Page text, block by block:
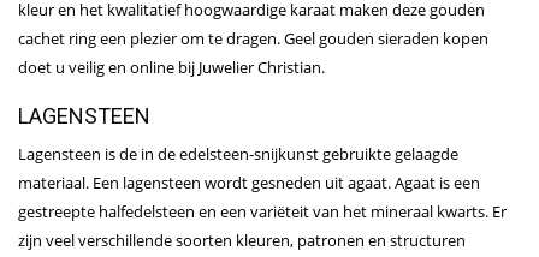
kleur en het kwalitatief hoogwaardige karaat maken deze gouden
cachet ring een plezier om te dragen. Geel gouden sieraden kopen
doet u veilig en online bij Juwelier Christian.
LAGENSTEEN
Lagensteen is de in de edelsteen-snijkunst gebruikte gelaagde
materiaal. Een lagensteen wordt gesneden uit agaat. Agaat is een
gestreepte halfedelsteen en een variëteit van het mineraal kwarts. Er
zijn veel verschillende soorten kleuren, patronen en structuren